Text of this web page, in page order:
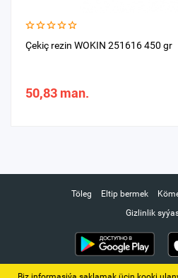
Çekiç rezin WOKIN 251616 450 gr
50,83 man.
Töleg Eltip bermek
Gizlinlik